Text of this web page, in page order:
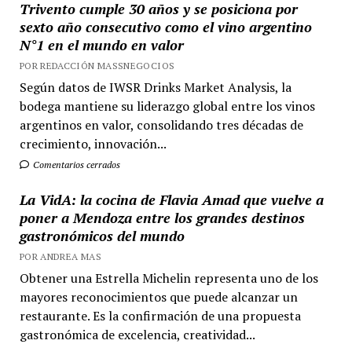
Trivento cumple 30 años y se posiciona por
sexto año consecutivo como el vino argentino
N°1 en el mundo en valor
POR REDACCIÓN MASSNEGOCIOS
Según datos de IWSR Drinks Market Analysis, la
bodega mantiene su liderazgo global entre los vinos
argentinos en valor, consolidando tres décadas de
crecimiento, innovación...
Comentarios cerrados
La VidA: la cocina de Flavia Amad que vuelve a
poner a Mendoza entre los grandes destinos
gastronómicos del mundo
POR ANDREA MAS
Obtener una Estrella Michelin representa uno de los
mayores reconocimientos que puede alcanzar un
restaurante. Es la confirmación de una propuesta
gastronómica de excelencia, creatividad...